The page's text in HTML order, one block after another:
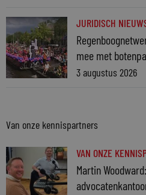
JURIDISCH
mee met
3 augustus 2026
Van onze kennispartners
VAN ONZE
Martin